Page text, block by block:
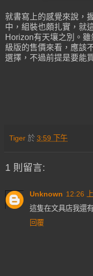
就書寫上的感覺來說，
中，組裝也頗扎實，就
Horizon有天壤之別。
級版的售價來看，應該
選擇，不過前提是要能
Tiger 於 3:59 下午
1 則留言:
Unknown 12:26
這隻在文具店我還
回覆